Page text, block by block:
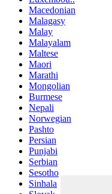
Macedonian
Malagasy
Malay
Malayalam
Maltese
Maori
Marathi
Mongolian
Burmese
Nepali
Norwegian
Pashto
Persian
Punjabi
Serbian
Sesotho
Sinhala